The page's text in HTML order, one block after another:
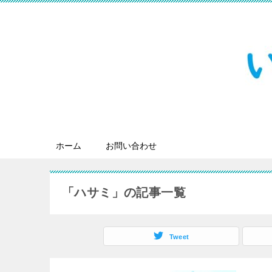
ホーム お問い合わせ
「ハサミ」の記事一覧
Tweet